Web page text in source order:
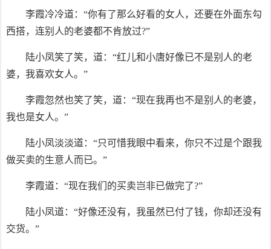
李霞冷冷道：“你有了那么好看的女人，还要在外面东勾
西搭，连别人的老婆都不肯放过?”
陆小凤笑了笑，道：“红儿和小唐好像已不是别人的老
婆，我喜欢女人。”
李霞忽然也笑了笑，道：“现在我再也不是别人的老婆，
我也是女人。”
陆小凤淡淡道：“只可惜我眼中看来，你只不过是个跟我
做买卖的生意人而已。”
李霞道：“现在我们的买卖岂非已做完了?”
陆小凤道：“好像还没有，我虽然已付了钱，你却还没有
交货。”